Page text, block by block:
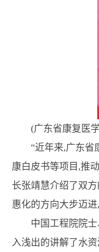
(广东省康复医
“近年来,广东省
康白皮书等项目,推
长张靖慧介绍了双
惠化的方向大步迈进
中国工程院院
入浅出的讲解了水